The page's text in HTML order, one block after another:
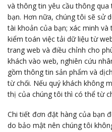
và thông tin yêu cầu thông
bạn. Hơn nữa, chúng tôi sẽ sử
tài khoản của bạn; xác minh
kiểm toán việc tải dữ liệu từ
trang web và điều chỉnh cho
khách vào web, nghiên cứu
gồm thông tin sản phẩm và
từ chối. Nếu quý khách không
thị của chúng tôi thì có thể từ
Chi tiết đơn đặt hàng của bạn
do bảo mật nên chúng tôi